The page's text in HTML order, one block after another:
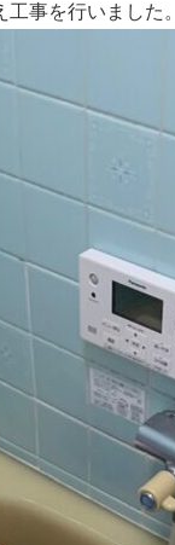
事を行いました。